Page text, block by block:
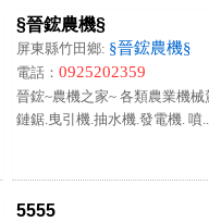
§晉鋐農機§
屏東縣竹田鄉: §晉鋐農機§
電話： 0925202359
晉鋐~農機之家~ 各類農業機
鏈鋸.曳引機.抽水機.發電機. 噴
5555